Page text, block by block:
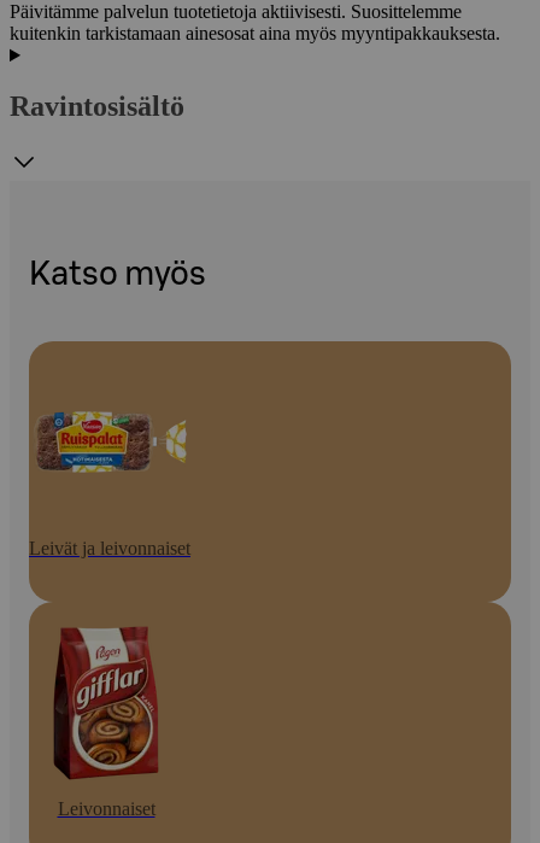
Päivitämme palvelun tuotetietoja aktiivisesti. Suosittelemme
kuitenkin tarkistamaan ainesosat aina myös myyntipakkauksesta.
Ravintosisältö
Katso myös
Leivät ja leivonnaiset
Leivonnaiset